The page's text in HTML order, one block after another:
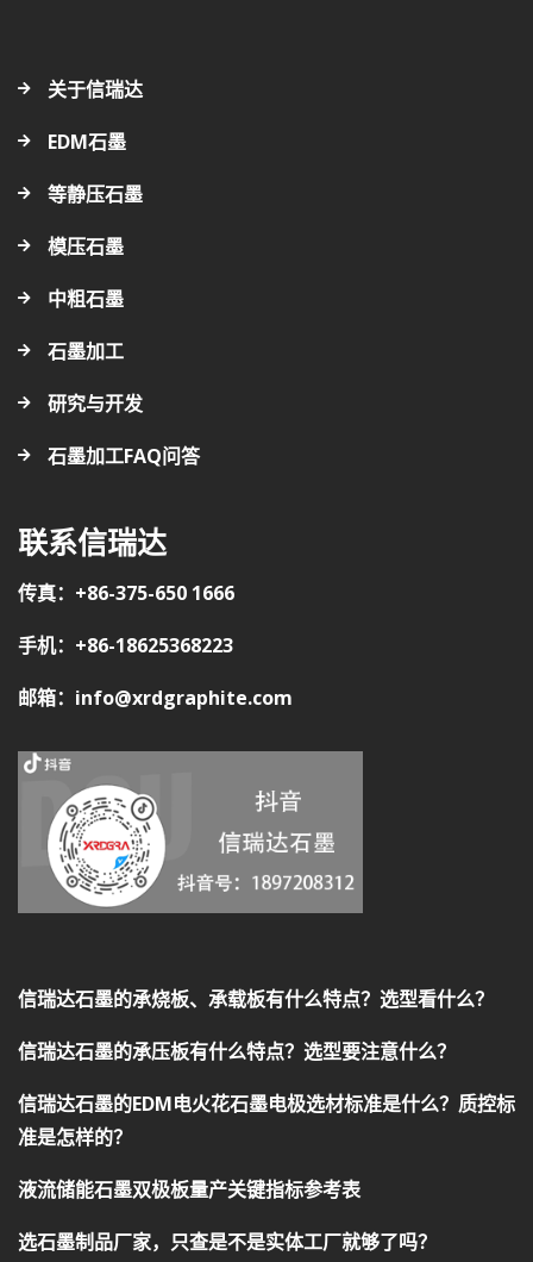
关于信瑞达
EDM石墨
等静压石墨
模压石墨
中粗石墨
石墨加工
研究与开发
石墨加工FAQ问答
联系信瑞达
传真：+86-375-650 1666
手机：+86-18625368223
邮箱：info@xrdgraphite.com
信瑞达石墨的承烧板、承载板有什么特点？选型看什么？
信瑞达石墨的承压板有什么特点？选型要注意什么？
信瑞达石墨的EDM电火花石墨电极选材标准是什么？质控标
准是怎样的？
液流储能石墨双极板量产关键指标参考表
选石墨制品厂家，只查是不是实体工厂就够了吗？